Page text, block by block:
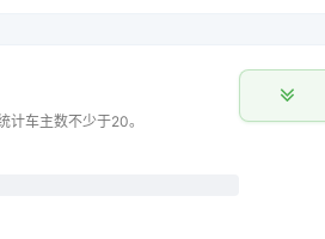
计车主数不少于20。